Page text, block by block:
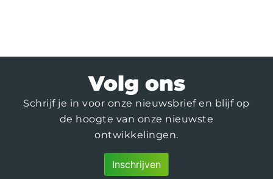
Volg ons
Schrijf je in voor onze nieuwsbrief en blijf op
de hoogte van onze nieuwste
ontwikkelingen.
Inschrijven